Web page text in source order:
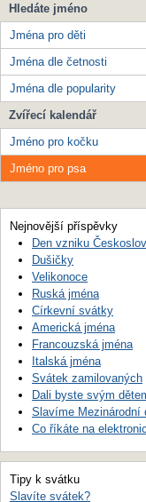
Hledáte jméno
Jména pro děti
Jména dle četnosti
Jména dle popularity
Zvířecí kalendář
Jméno pro kočku
Jméno pro psa
Nejnovější příspěvky
Den vzniku
Dušičky
Velikonoce
Ruská jména
Církevní svátky
Americká jména
Francouzská jména
Italská jména
Svátek zamilovaných
Dali byste svým
Slavíme Mezinárodní
Co říkáte na
Tipy k svátku
Slavíte svátek?